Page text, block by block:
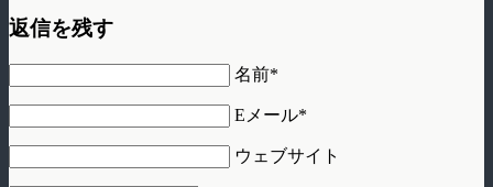
返信を残す
名前*
Eメール*
ウェブサイト